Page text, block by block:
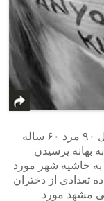
روزنامه خُراسان یادآوری کرده که اِسفند سال ۹۰ مرد ۶۰ ساله
بهانه پرسیدن
حاشیه شهر مورد
تعدادی از دختران
قدوسی مشهد مورد